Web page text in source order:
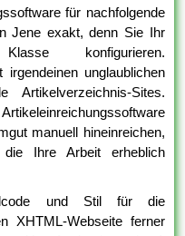
für nachfolgende
Jene exakt, denn Sie Ihr
konfigurieren.
irgendeinen unglaublichen
Sites.
manuell hineinreichen,
Ihre Arbeit erheblich
und Stil für die
XHTML-Webseite ferner